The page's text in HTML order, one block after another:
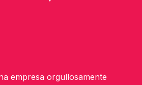
empresa orgullosamente